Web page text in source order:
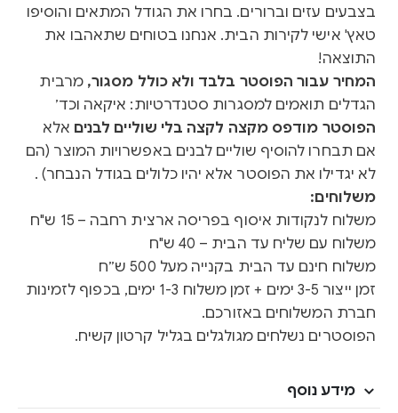
בצבעים עזים וברורים. בחרו את הגודל המתאים והוסיפו
טאץ' אישי לקירות הבית. אנחנו בטוחים שתאהבו את
התוצאה!
המחיר עבור הפוסטר בלבד ולא כולל מסגור, מרבית
הגדלים תואמים למסגרות סטנדרטיות: איקאה וכד׳
הפוסטר מודפס מקצה לקצה בלי שוליים לבנים אלא
אם תבחרו להוסיף שוליים לבנים באפשרויות המוצר (הם
לא יגדילו את הפוסטר אלא יהיו כלולים בגודל הנבחר) .
משלוחים:
משלוח לנקודות איסוף בפריסה ארצית רחבה – 15 ש"ח
משלוח עם שליח עד הבית – 40 ש"ח
משלוח חינם עד הבית בקנייה מעל 500 ש״ח
זמן ייצור 3-5 ימים + זמן משלוח 1-3 ימים, בכפוף לזמינות
חברת המשלוחים באזורכם.
הפוסטרים נשלחים מגולגלים בגליל קרטון קשיח.
מידע נוסף